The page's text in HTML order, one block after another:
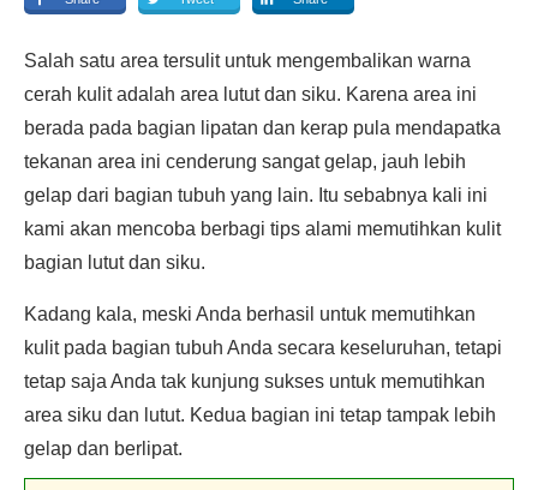
Salah satu area tersulit untuk mengembalikan warna
cerah kulit adalah area lutut dan siku. Karena area ini
berada pada bagian lipatan dan kerap pula mendapatka
tekanan area ini cenderung sangat gelap, jauh lebih
gelap dari bagian tubuh yang lain. Itu sebabnya kali ini
kami akan mencoba berbagi tips alami memutihkan kulit
bagian lutut dan siku.
Kadang kala, meski Anda berhasil untuk memutihkan
kulit pada bagian tubuh Anda secara keseluruhan, tetapi
tetap saja Anda tak kunjung sukses untuk memutihkan
area siku dan lutut. Kedua bagian ini tetap tampak lebih
gelap dan berlipat.